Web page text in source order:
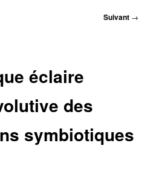
Suivant →
éclaire
des
symbiotiques